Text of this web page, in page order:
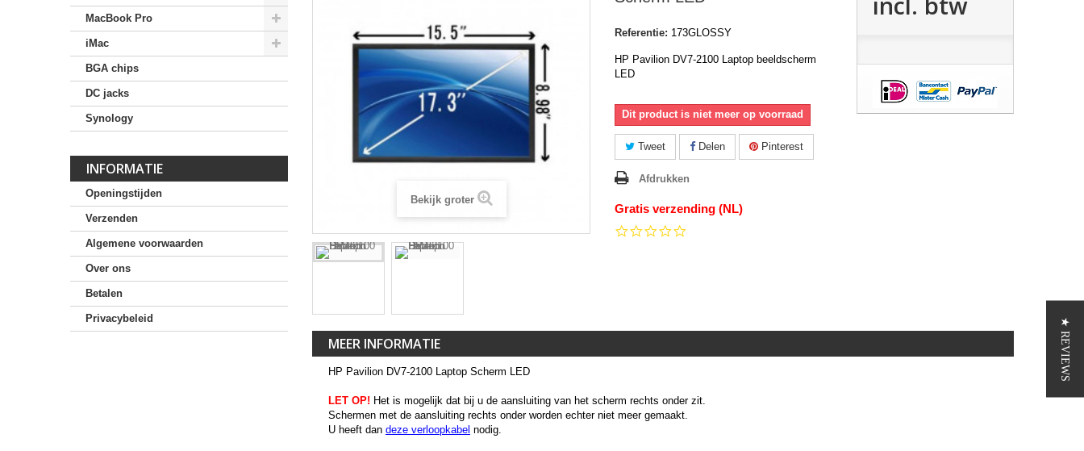
MacBook Pro
iMac
BGA chips
DC jacks
Synology
INFORMATIE
Openingstijden
Verzenden
Algemene voorwaarden
Over ons
Betalen
Privacybeleid
Bekijk groter
Referentie: 173GLOSSY
HP Pavilion DV7-2100 Laptop beeldscherm
LED
Dit product is niet meer op voorraad
Tweet Delen Pinterest
Afdrukken
Gratis verzending (NL)
MEER INFORMATIE
HP Pavilion DV7-2100 Laptop Scherm LED
LET OP! Het is mogelijk dat bij u de aansluiting van het scherm rechts onder zit.
Schermen met de aansluiting rechts onder worden echter niet meer gemaakt.
U heeft dan deze verloopkabel nodig.
★ REVIEWS